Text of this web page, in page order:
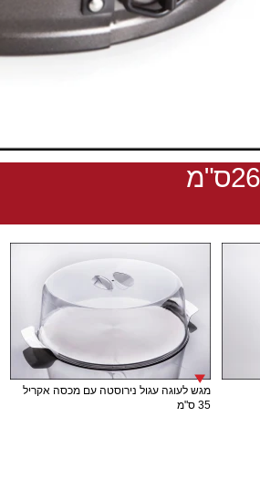
מגש לעוגה עגול נירוסטה עם מכסה אקריל
35 ס"מ